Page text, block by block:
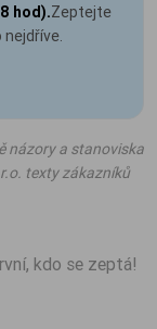
hod).Zeptejte
názory a stanoviska
texty zákazníků
kdo se zeptá!